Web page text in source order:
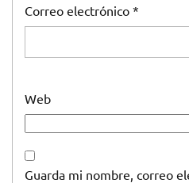
Correo electrónico *
Web
Guarda mi nombre, correo